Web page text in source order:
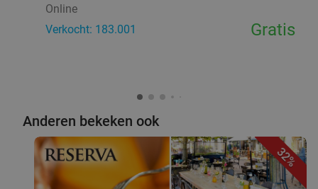
Online
Verkocht: 183.001
Gratis
Anderen bekeken ook
32%